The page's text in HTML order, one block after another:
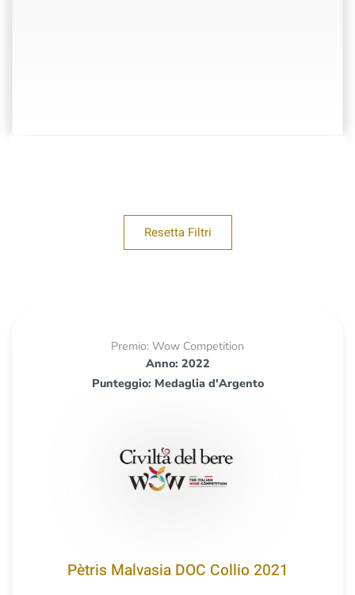
Resetta Filtri
Premio: Wow Competition
Anno: 2022
Punteggio: Medaglia d'Argento
Pètris Malvasia DOC Collio 2021